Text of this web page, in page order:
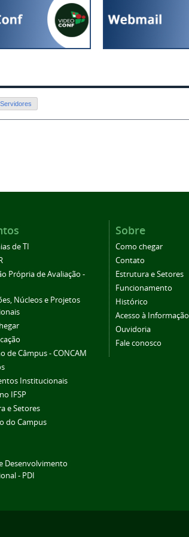
Servidores
de TI
Própria de Avaliação -
Núcleos e Projetos
de Câmpus - CONCAM
Institucionais
IFSP
e Setores
do Campus
Desenvolvimento
- PDI
Sobre
Como chegar
Contato
Estrutura e Setores
Funcionamento
Histórico
Acesso à Informação
Ouvidoria
Fale conosco